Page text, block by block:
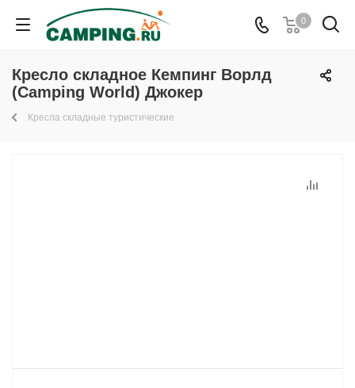
0
Кресло складное Кемпинг Ворлд
(Camping World) Джокер
Кресла складные туристические